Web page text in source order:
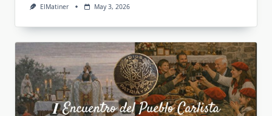
ElMatiner May 3, 2026